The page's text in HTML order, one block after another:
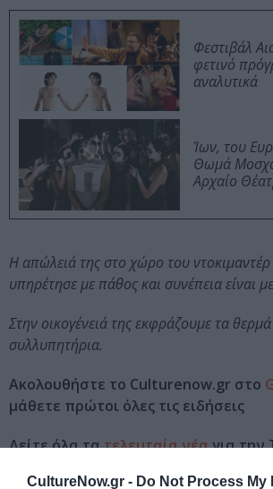
CultureNow.gr - Do Not Process My
Φεστιβάλ
φετινό
αναλυτικά
Ίων, του
Θωμά
Αρχαίο
Η απώλειά της στο χώρο του
υπηρέτησε με πάθος και συνέπεια είναι
Στην οικογένειά της εκφράζουμε τα
συλλυπητήρια.
Ακολουθήστε το Culturenow.gr στο
μάθετε πρώτοι όλες τις ειδήσεις
Δείτε όλα τατελευταία νέαγια την